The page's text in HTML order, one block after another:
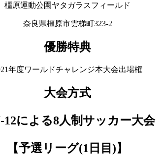
橿原運動公園ヤタガラスフィールド
奈良県橿原市雲梯町323-2
優勝特典
年度ワールドチャレンジ本大会出場権
大会方式
12による8人制サッカー大会
【予選リーグ(1日目)】